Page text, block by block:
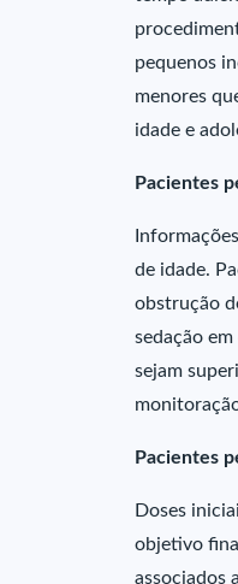
pequenos
menores
idade e
Pacientes
de idade.
obstrução
sedação
sejam
Pacientes
Doses
objetivo
associados